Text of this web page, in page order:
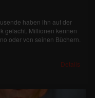
haben ihn auf der
gelacht. Millionen kennen
oder von seinen Büchern.
Details